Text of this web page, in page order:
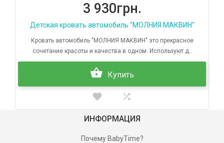
3 930грн.
Детская кровать автомобиль "МОЛНИЯ МАКВИН"
Кровать автомобиль "МОЛНИЯ МАКВИН" это прекрасное
сочетание красоты и качества в одном. Используют д..
Купить
ИНФОРМАЦИЯ
Почему BabyTime?